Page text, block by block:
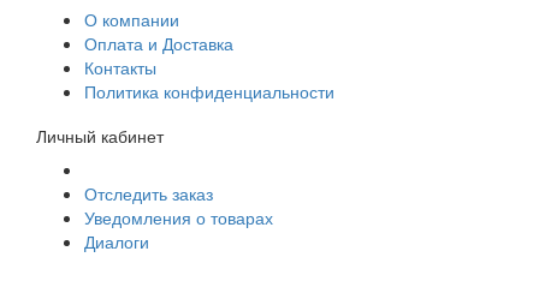
О компании
Оплата и Доставка
Контакты
Политика конфиденциальности
Личный кабинет
Отследить заказ
Уведомления о товарах
Диалоги